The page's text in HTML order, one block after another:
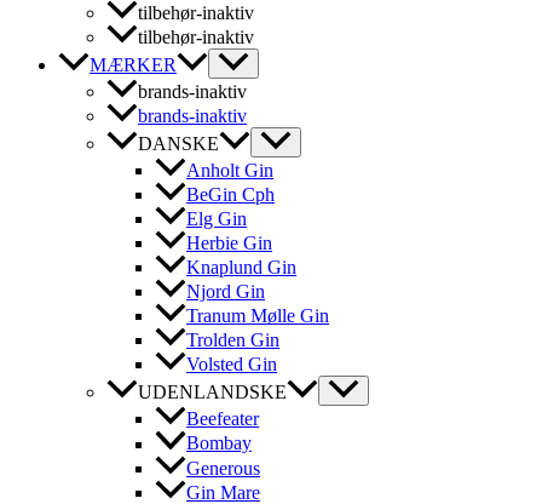
tilbehør-inaktiv
tilbehør-inaktiv
MÆRKER
brands-inaktiv
brands-inaktiv
DANSKE
Anholt Gin
BeGin Cph
Elg Gin
Herbie Gin
Knaplund Gin
Njord Gin
Tranum Mølle Gin
Trolden Gin
Volsted Gin
UDENLANDSKE
Beefeater
Bombay
Generous
Gin Mare